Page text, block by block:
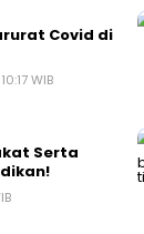
Covid di
WIB
Serta